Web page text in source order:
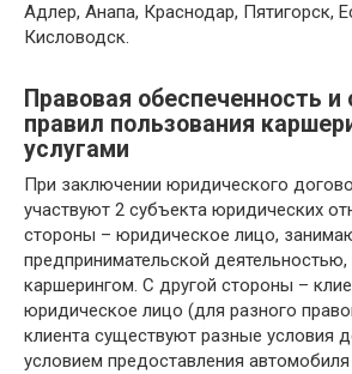
Адлер, Анапа, Краснодар, Пятигорск,
Кисловодск.
Правовая обеспеченность и
правил пользования
услугами
При заключении юридического
участвуют 2 субъекта юридических
стороны – юридическое лицо,
предпринимательской деятельностью,
каршерингом. С другой стороны –
юридическое лицо (для разного
клиента существуют разные условия
условием предоставления